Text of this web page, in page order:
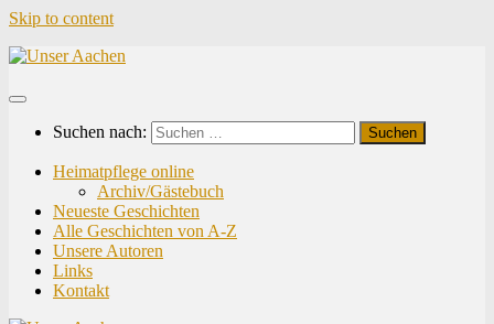
Skip to content
Suchen nach:
Heimatpflege online
Archiv/Gästebuch
Neueste Geschichten
Alle Geschichten von A-Z
Unsere Autoren
Links
Kontakt